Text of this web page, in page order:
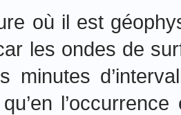
où il est
les ondes de
minutes